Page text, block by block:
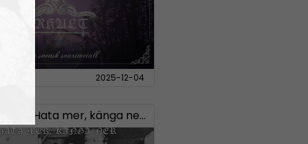
2025-12-04
Hata mer, känga ner – Svensk “vit makt”-musik